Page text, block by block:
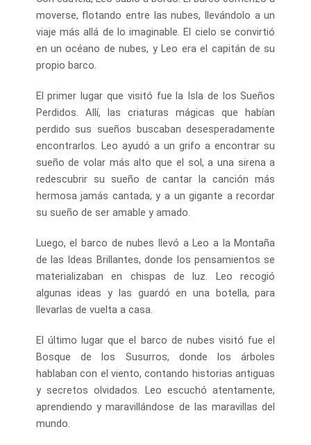
moverse, flotando entre las nubes, llevándolo a un
viaje más allá de lo imaginable. El cielo se convirtió
en un océano de nubes, y Leo era el capitán de su
propio barco.
El primer lugar que visitó fue la Isla de los Sueños
Perdidos. Allí, las criaturas mágicas que habían
perdido sus sueños buscaban desesperadamente
encontrarlos. Leo ayudó a un grifo a encontrar su
sueño de volar más alto que el sol, a una sirena a
redescubrir su sueño de cantar la canción más
hermosa jamás cantada, y a un gigante a recordar
su sueño de ser amable y amado.
Luego, el barco de nubes llevó a Leo a la Montaña
de las Ideas Brillantes, donde los pensamientos se
materializaban en chispas de luz. Leo recogió
algunas ideas y las guardó en una botella, para
llevarlas de vuelta a casa.
El último lugar que el barco de nubes visitó fue el
Bosque de los Susurros, donde los árboles
hablaban con el viento, contando historias antiguas
y secretos olvidados. Leo escuchó atentamente,
aprendiendo y maravillándose de las maravillas del
mundo.